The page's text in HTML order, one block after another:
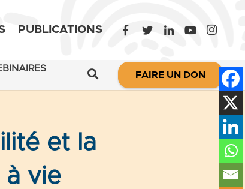
PUBLICATIONS
FAIRE UN DON
et la
à vie